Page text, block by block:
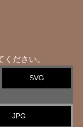
ださい。
SVG
JPG